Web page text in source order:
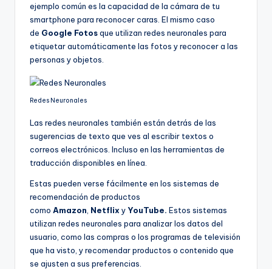
ejemplo común es la capacidad de la cámara de tu
smartphone para reconocer caras. El mismo caso
de Google Fotosque utilizan redes neuronales para
etiquetar automáticamente las fotos y reconocer a las
personas y objetos.
Redes Neuronales
Las redes neuronales también están detrás de las
sugerencias de texto que ves al escribir textos o
correos electrónicos. Incluso en las herramientas de
traducción disponibles en línea.
Estas pueden verse fácilmente en los sistemas de
recomendación de productos
como Amazon Netflix yYouTube. Estos sistemas
utilizan redes neuronales para analizar los datos del
usuario, como las compras o los programas de televisión
que ha visto, y recomendar productos o contenido que
se ajusten a sus preferencias.